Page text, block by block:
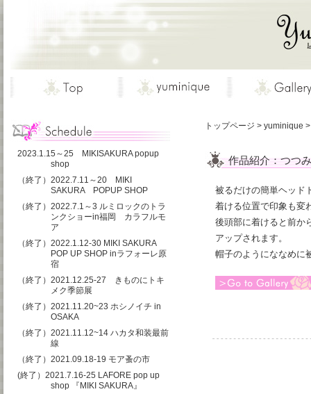
トップページ > yuminique
作品紹介：つつ
被るだけの簡単ヘッド
着ける位置で印象も変
後頭部に着けると前か
アップされます。
帽子のようにななめに
2023.1.15～25 MIKISAKURA popup
shop
（終了）2022.7.11～20 MIKI
SAKURA POPUP SHOP
（終了）2022.7.1～3 ルミロックのトラ
ンクショーin福岡 カラフルモ
ア
（終了）2022.1.12-30 MIKI SAKURA
POP UP SHOP inラフォーレ原
宿
（終了）2021.12.25-27 きものにトキ
メク季節展
（終了）2021.11.20~23 ホシノイチ in
OSAKA
（終了）2021.11.12~14 ハカタ和装最前
線
（終了）2021.09.18-19 モア蚤の市
(終了）2021.7.16-25 LAFORE pop up
shop 『MIKI SAKURA』